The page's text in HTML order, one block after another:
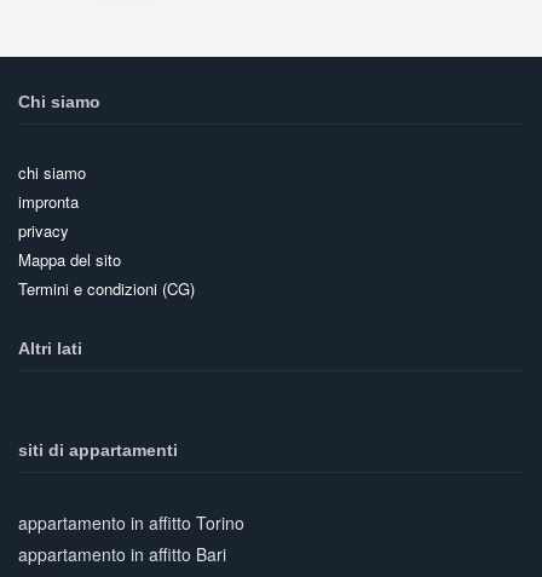
Chi siamo
chi siamo
impronta
privacy
Mappa del sito
Termini e condizioni (CG)
Altri lati
siti di appartamenti
appartamento in affitto Torino
appartamento in affitto Bari